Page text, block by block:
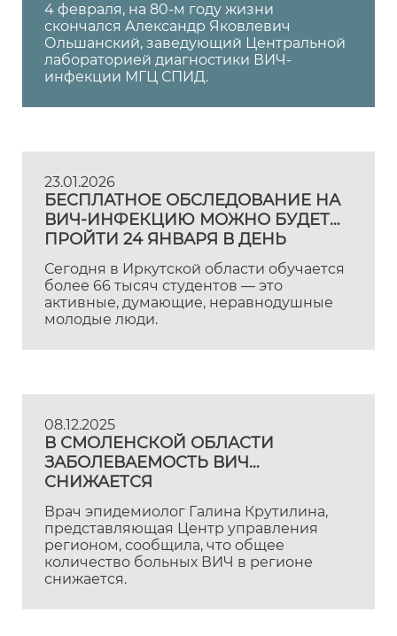
4 февраля, на 80-м году жизни
скончался Александр Яковлевич
Ольшанский, заведующий Центральной
лабораторией диагностики ВИЧ-
инфекции МГЦ СПИД.
23.01.2026
БЕСПЛАТНОЕ ОБСЛЕДОВАНИЕ НА
ВИЧ-ИНФЕКЦИЮ МОЖНО БУДЕТ
ПРОЙТИ 24 ЯНВАРЯ В ДЕНЬ
РОССИЙСКОГО СТУДЕНЧЕСТВА
Сегодня в Иркутской области обучается
более 66 тысяч студентов — это
активные, думающие, неравнодушные
молодые люди.
08.12.2025
В СМОЛЕНСКОЙ ОБЛАСТИ
ЗАБОЛЕВАЕМОСТЬ ВИЧ
СНИЖАЕТСЯ
Врач эпидемиолог Галина Крутилина,
представляющая Центр управления
регионом, сообщила, что общее
количество больных ВИЧ в регионе
снижается.